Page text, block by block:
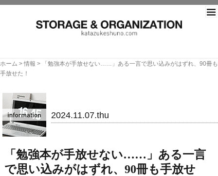
ホーム > 情報 >
「勉強本が手放せない……」ある一言で思い込みがはずれ、90冊も
手放せた！
2024.11.07.thu
「勉強本が手放せない……」ある一言
で思い込みがはずれ、90冊も手放せ